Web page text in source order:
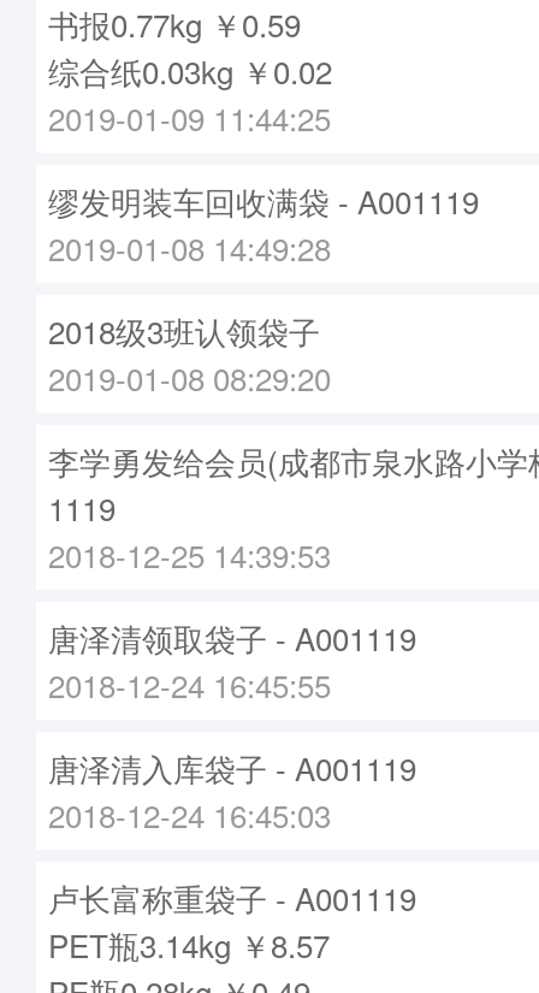
书报0.77kg ￥0.59
综合纸0.03kg ￥0.02
2019-01-09 11:44:25
缪发明装车回收满袋 - A001119
2019-01-08 14:49:28
2018级3班认领袋子
2019-01-08 08:29:20
李学勇发给会员(成都市泉水路小
1119
2018-12-25 14:39:53
唐泽清领取袋子 - A001119
2018-12-24 16:45:55
唐泽清入库袋子 - A001119
2018-12-24 16:45:03
卢长富称重袋子 - A001119
PET瓶3.14kg ￥8.57